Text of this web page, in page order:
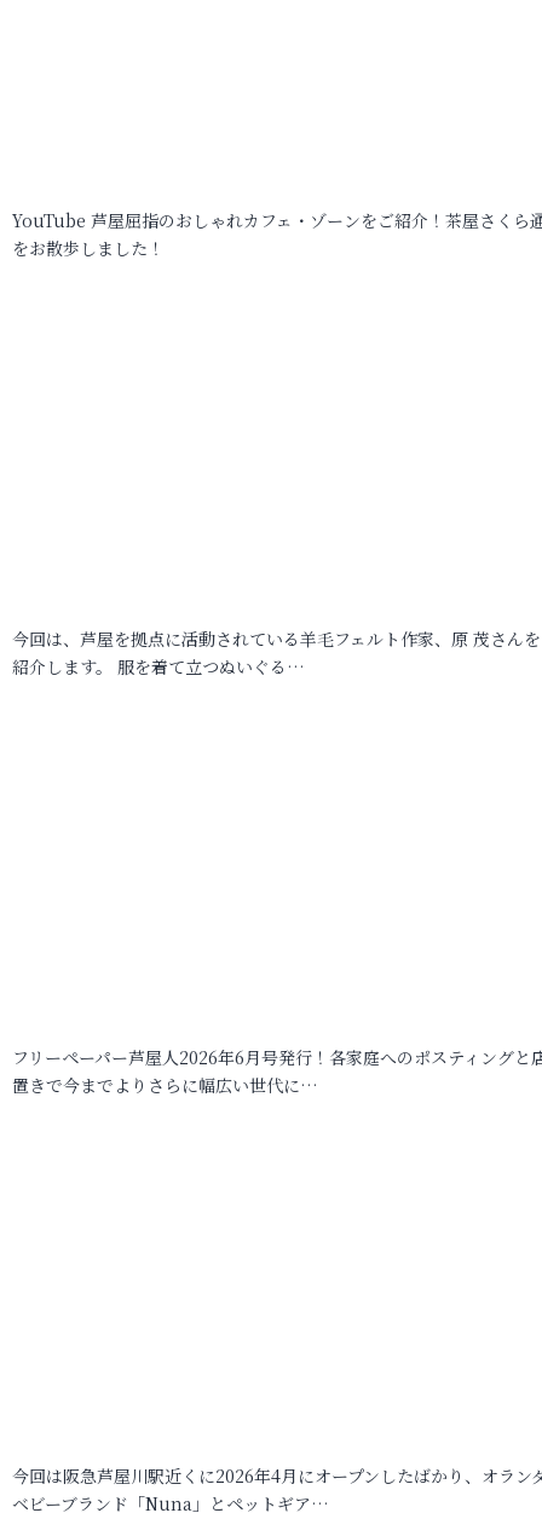
YouTube 芦屋屈指のおしゃれカフェ・ゾーンをご紹介！茶屋さくら
をお散歩しました！
今回は、芦屋を拠点に活動されている羊毛フェルト作家、原 茂さん
紹介します。 服を着て立つぬいぐる…
フリーペーパー芦屋人2026年6月号発行！各家庭へのポスティングと
置きで今までよりさらに幅広い世代に…
今回は阪急芦屋川駅近くに2026年4月にオープンしたばかり、オラン
ベビーブランド「Nuna」とペットギア…